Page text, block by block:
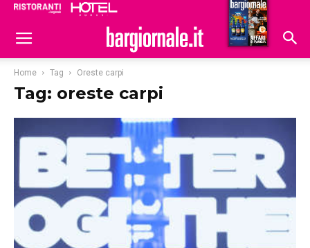
Hoteldomani
Home Tag Oreste carpi
Tag: oreste carpi